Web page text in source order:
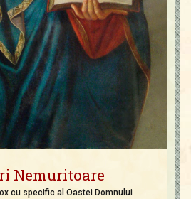
Nemuritoare
cu specific al Oastei Domnului